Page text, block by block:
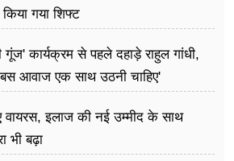
किया गया शिफ्ट
गूंज' कार्यक्रम से पहले दहाड़े राहुल गांधी,
आवाज एक साथ उठनी चाहिए'
वायरस, इलाज की नई उम्मीद के साथ
भी बढ़ा